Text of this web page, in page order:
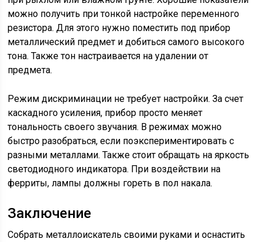
можно получить при тонкой настройке переменного
резистора. Для этого нужно поместить под прибор
металлический предмет и добиться самого высокого
тона. Также тон настраивается на удалении от
предмета.
Режим дискриминации не требует настройки. За счет
каскадного усиления, прибор просто меняет
тональность своего звучания. В режимах можно
быстро разобраться, если поэкспериментировать с
разными металлами. Также стоит обращать на яркость
светодиодного индикатора. При воздействии на
ферриты, лампы должны гореть в пол накала.
Заключение
Собрать металлоискатель своими руками и оснастить